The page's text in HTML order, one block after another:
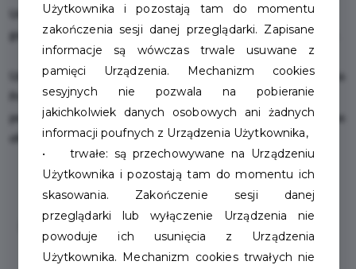
Urząd Miasta jest czynny w poniedziałek, środę, piątek w
godzinach 7:00-15:00, wtorek 7:00-16:00, czwartek 7:00-17:00.
Uzupełnieniem Porozumienia jest poniższy Formularz zgłoszenia
Przedsiębiorców do Programu. Prosimy o przesłanie za jego
pomocą dodatkowych treści, które uatrakcyjnią wygląd Państwa
oferty na stronie Programu.
Podstawowe informacje
Użytkownika i pozostają tam do momentu
zakończenia sesji danej przeglądarki. Zapisane
informacje są wówczas trwale usuwane z
pamięci Urządzenia. Mechanizm cookies
sesyjnych nie pozwala na pobieranie
jakichkolwiek danych osobowych ani żadnych
informacji poufnych z Urządzenia Użytkownika,
• trwałe: są przechowywane na Urządzeniu
Użytkownika i pozostają tam do momentu ich
skasowania. Zakończenie sesji danej
przeglądarki lub wyłączenie Urządzenia nie
powoduje ich usunięcia z Urządzenia
Użytkownika. Mechanizm cookies trwałych nie